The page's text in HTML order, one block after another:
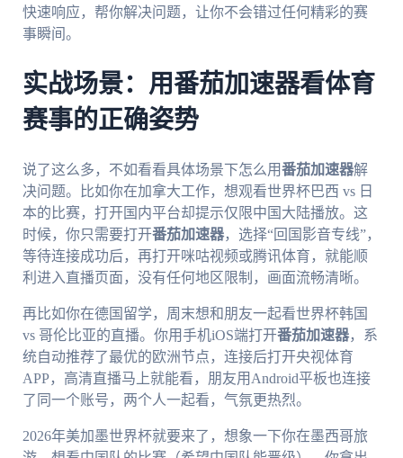
快速响应，帮你解决问题，让你不会错过任何精彩的赛
事瞬间。
实战场景：用番茄加速器看体育
赛事的正确姿势
说了这么多，不如看看具体场景下怎么用番茄加速器解
决问题。比如你在加拿大工作，想观看世界杯巴西 vs 日
本的比赛，打开国内平台却提示仅限中国大陆播放。这
时候，你只需要打开番茄加速器，选择“回国影音专线”，
等待连接成功后，再打开咪咕视频或腾讯体育，就能顺
利进入直播页面，没有任何地区限制，画面流畅清晰。
再比如你在德国留学，周末想和朋友一起看世界杯韩国
vs 哥伦比亚的直播。你用手机iOS端打开番茄加速器，系
统自动推荐了最优的欧洲节点，连接后打开央视体育
APP，高清直播马上就能看，朋友用Android平板也连接
了同一个账号，两个人一起看，气氛更热烈。
2026年美加墨世界杯就要来了，想象一下你在墨西哥旅